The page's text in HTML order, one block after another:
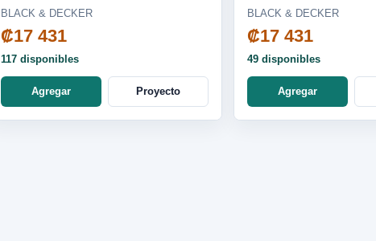
Tricuadora, Cyclone, Pulverix,
Fusion Blade, silenciosa
BL1650-04LA
BLACK & DECKER
₡17 431
117 disponibles
Agregar Proyecto
DuraPro/Ice Crush -
BL2010WG-03LA
BLACK & DECKER
₡17 431
49 disponibles
Agregar